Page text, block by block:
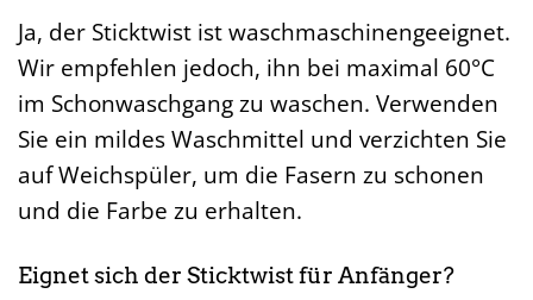
Ja, der Sticktwist ist waschmaschinengeeignet.
Wir empfehlen jedoch, ihn bei maximal 60°C
im Schonwaschgang zu waschen. Verwenden
Sie ein mildes Waschmittel und verzichten Sie
auf Weichspüler, um die Fasern zu schonen
und die Farbe zu erhalten.
Eignet sich der Sticktwist für Anfänger?